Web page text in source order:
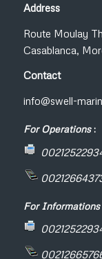
Address
Route Moulay
Casablanca,
Contact
info@swell-
For Operations:
For Informations